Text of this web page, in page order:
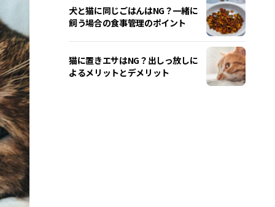
犬と猫に同じごはんはNG？一緒に
飼う場合の食事管理のポイント
猫に置きエサはNG？出しっ放しに
よるメリットとデメリット